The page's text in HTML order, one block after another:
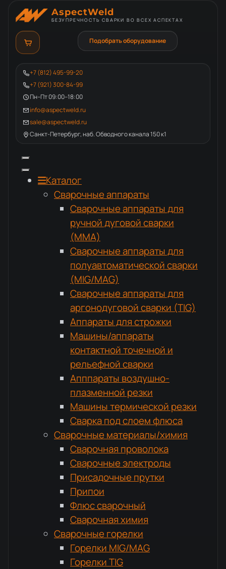
AspectWeld
БЕЗУПРЕЧНОСТЬ СВАРКИ ВО ВСЕХ АСПЕКТАХ
+7 (812) 495-99-20
+7 (921) 300-84-99
Пн–Пт 09:00–18:00
info@aspectweld.ru
sale@aspectweld.ru
Санкт-Петербург, наб. Обводного канала 150 к1
Подобрать оборудование
Каталог
Сварочные аппараты
Сварочные аппараты для
ручной дуговой сварки
(MMA)
Сварочные аппараты для
полуавтоматической сварки
(MIG/MAG)
Сварочные аппараты для
аргонодуговой сварки (TIG)
Аппараты для строжки
Машины/аппараты
контактной точечной и
рельефной сварки
Апппараты воздушно-
плазменной резки
Машины термической резки
Сварка под слоем флюса
Сварочные материалы/химия
Сварочная проволока
Сварочные электроды
Присадочные прутки
Припои
Флюс сварочный
Сварочная химия
Сварочные горелки
Горелки MIG/MAG
Горелки TIG